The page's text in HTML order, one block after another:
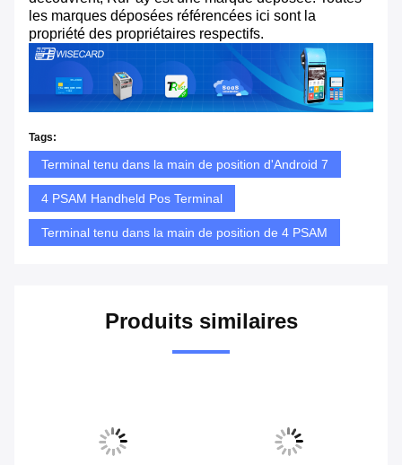
les marques déposées référencées ici sont la
propriété des propriétaires respectifs.
Tags:
Terminal tenu dans la main de position d'Android 7
4 PSAM Handheld Pos Terminal
Terminal tenu dans la main de position de 4 PSAM
Produits similaires